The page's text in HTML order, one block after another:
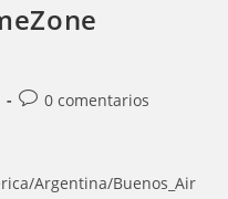
Comentarios
0 comentarios
Argentina/Buenos_Air